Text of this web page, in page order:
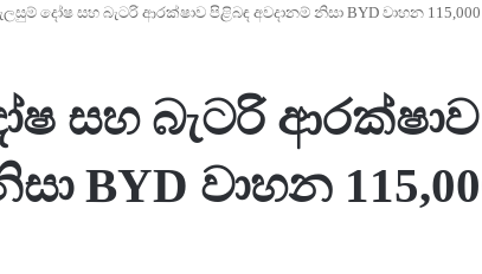
දෝෂ සහ බැටරි ආරක්ෂාව පිළිබඳ අවදානම් නිසා BYD වාහන
සහ බැටරි
BYD වාහන